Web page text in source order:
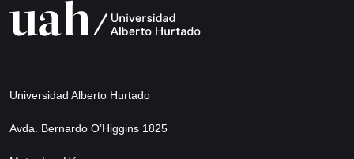
Universidad Alberto Hurtado
Avda. Bernardo O’Higgins 1825